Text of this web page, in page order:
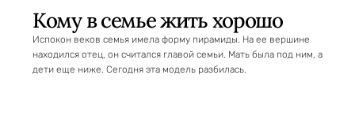
Кому в семье жить хорошо
Испокон веков семья имела форму пирамиды. На ее вершине
находился отец, он считался главой семьи. Мать была под ним, а
дети еще ниже. Сегодня эта модель разбилась.